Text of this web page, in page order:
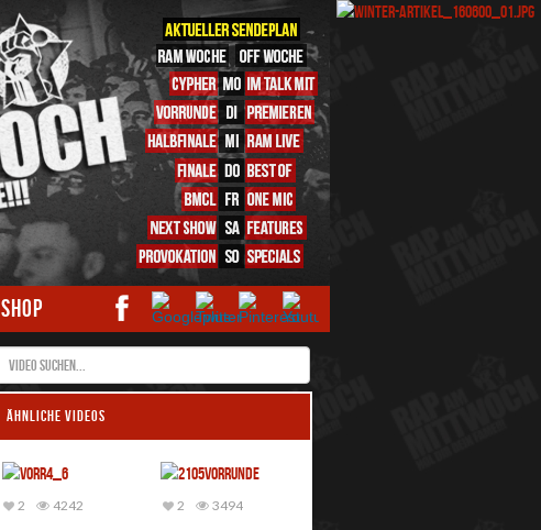
SHOP
ÄHNLICHE VIDEOS
4242
2 3494
2